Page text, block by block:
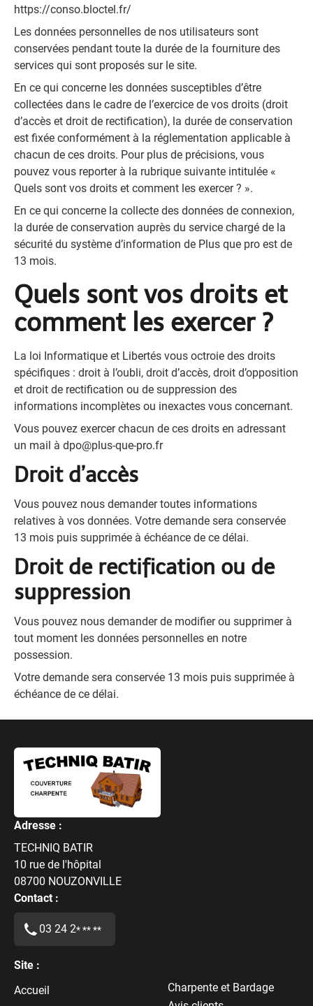
https://conso.bloctel.fr/
Les données personnelles de nos utilisateurs sont
conservées pendant toute la durée de la fourniture des
services qui sont proposés sur le site.
En ce qui concerne les données susceptibles d’être
collectées dans le cadre de l’exercice de vos droits (droit
d’accès et droit de rectification), la durée de conservation
est fixée conformément à la réglementation applicable à
chacun de ces droits. Pour plus de précisions, vous
pouvez vous reporter à la rubrique suivante intitulée «
Quels sont vos droits et comment les exercer ? ».
En ce qui concerne la collecte des données de connexion,
la durée de conservation auprès du service chargé de la
sécurité du système d’information de Plus que pro est de
13 mois.
Quels sont vos droits et
comment les exercer ?
La loi Informatique et Libertés vous octroie des droits
spécifiques : droit à l’oubli, droit d’accès, droit d’opposition
et droit de rectification ou de suppression des
informations incomplètes ou inexactes vous concernant.
Vous pouvez exercer chacun de ces droits en adressant
un mail à dpo@plus-que-pro.fr
Droit d’accès
Vous pouvez nous demander toutes informations
relatives à vos données. Votre demande sera conservée
13 mois puis supprimée à échéance de ce délai.
Droit de rectification ou de
suppression
Vous pouvez nous demander de modifier ou supprimer à
tout moment les données personnelles en notre
possession.
Votre demande sera conservée 13 mois puis supprimée à
échéance de ce délai.
Adresse :
TECHNIQ BATIR
10 rue de l'hôpital
08700 NOUZONVILLE
Contact :
03 24 2* ** **
Site :
Accueil
Charpente et Bardage